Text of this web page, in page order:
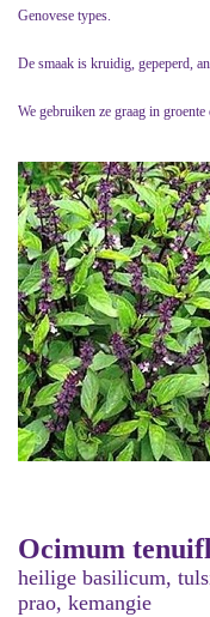
Genovese types.
De smaak is kruidig, gepeperd,
We gebruiken ze graag in
Ocimum
heilige basilicum,
prao, kemangie